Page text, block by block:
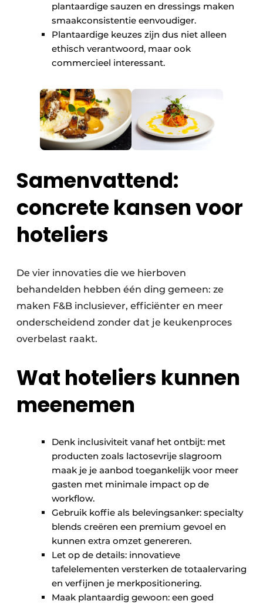
plantaardige sauzen en dressings maken
smaakconsistentie eenvoudiger.
Plantaardige keuzes zijn dus niet alleen
ethisch verantwoord, maar ook
commercieel interessant.
Samenvattend:
concrete kansen voor
hoteliers
De vier innovaties die we hierboven
behandelden hebben één ding gemeen: ze
maken F&B inclusiever, efficiënter en meer
onderscheidend zonder dat je keukenproces
overbelast raakt.
Wat hoteliers kunnen
meenemen
Denk inclusiviteit vanaf het ontbijt: met
producten zoals lactosevrije slagroom
maak je je aanbod toegankelijk voor meer
gasten met minimale impact op de
workflow.
Gebruik koffie als belevingsanker: specialty
blends creëren een premium gevoel en
kunnen extra omzet genereren.
Let op de details: innovatieve
tafelelementen versterken de totaalervaring
en verfijnen je merkpositionering.
Maak plantaardig gewoon: een goed